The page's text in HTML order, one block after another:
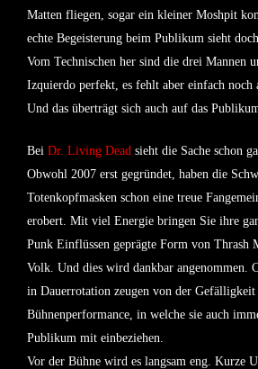
Matten fliegen, sogar ein kleiner Moshpit
echte Begeisterung beim Publikum sieht
Vom Technischen her sind die drei Mannen
Izquierdo perfekt, es fehlt aber einfach noch
Und das überträgt sich auch auf das
Bei Dr. Living Dead sieht die Sache schon
Obwohl 2007 erst gegründet, haben die
Totenkopfmasken schon eine treue
erobert. Mit viel Energie bringen Sie ihre
Punk Einflüssen geprägte Form von Thrash
Volk. Und dies wird dankbar angenommen.
in Dauerrotation zeugen von der
Bühnenperformance, in welche sie auch
Publikum mit einbeziehen.
Vor der Bühne wird es langsam eng. Kurze